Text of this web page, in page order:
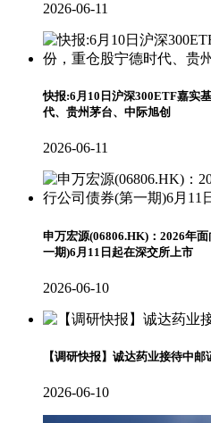
2026-06-11
快报:6月10日沪深300ETF嘉实
代、贵州茅台、中际旭创
2026-06-11
申万宏源(06806.HK)：2026年
一期)6月11日起在深交所上市
2026-06-10
【调研快报】诚达药业接待中邮
2026-06-10